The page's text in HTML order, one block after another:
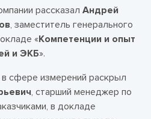
рассказал Андрей
, заместитель генерального
«Компетенции и опыт
и ЭКБ».
сфере измерений раскрыл
, старший менеджер по
в докладе